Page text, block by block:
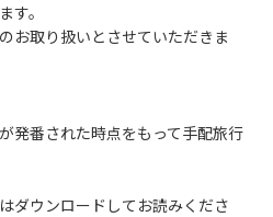
す。
お取り扱いとさせていただきま
発番された時点をもって手配旅行
ダウンロードしてお読みくださ